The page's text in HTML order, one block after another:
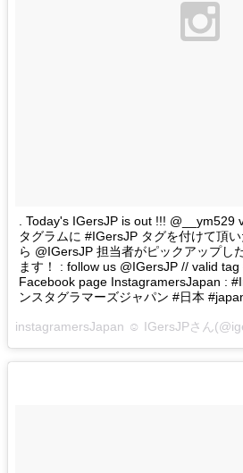
. Today's IGersJP is out !!! @__ym529
タグラムに #IGersJP タグを付けて頂
ら @IGersJP 担当者がピックアップし
ます！ : follow us @IGersJP // valid
Facebook page InstagramersJapan :
ンスタグラマーズジャパン #日本